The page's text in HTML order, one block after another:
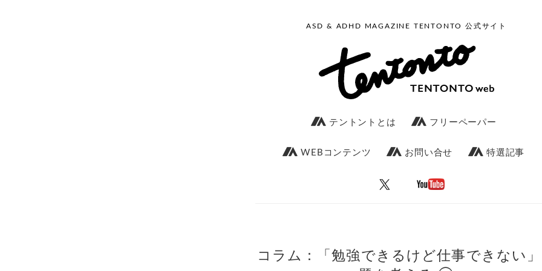
ASD & ADHD MAGAZINE TENTONTO 公式サイト
テントントとは フリーペーパー
WEBコンテンツ お問い合せ 特選記事
コラム：「勉強できるけど仕事できない